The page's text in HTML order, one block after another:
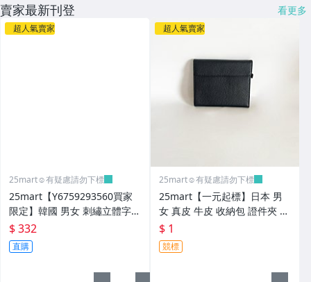
賣家最新刊登 看更多
超人氣賣家
25mart☺️有疑慮請勿下標
25mart【Y6759293560買家
限定】韓國 男女 刺繡立體字母
帽子 鴨舌帽 棒球帽 紅色
$ 332
直購
超人氣賣家
25mart☺️有疑慮請勿下標
25mart【一元起標】日本 男
女 真皮 牛皮 收納包 證件夾 護
照夾 黑色
$ 1
競標